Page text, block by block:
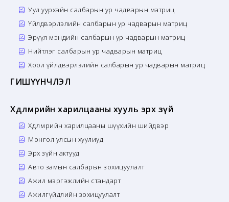
Уул уурхайн салбарын ур чадварын матриц
Үйлдвэрлэлийн салбарын ур чадварын матриц
Эрүүл мэндийн салбарын ур чадварын матриц
Нийтлэг салбарын ур чадварын матриц
Хоол үйлдвэрлэлийн салбарын ур чадварын матриц
ГИШҮҮНЧЛЭЛ
Хөдөлмөрийн харилцааны хууль эрх зүй
Хөдөлмөрийн харилцааны шүүхийн шийдвэр
Монгол улсын хуулиуд
Эрх зүйн актууд
Авто замын салбарын зохицуулалт
Ажил мэргэжлийн стандарт
Ажилгүйдлийн зохицуулалт